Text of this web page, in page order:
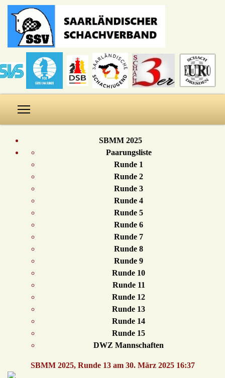
SBMM 2025
Paarungsliste
Runde 1
Runde 2
Runde 3
Runde 4
Runde 5
Runde 6
Runde 7
Runde 8
Runde 9
Runde 10
Runde 11
Runde 12
Runde 13
Runde 14
Runde 15
DWZ Mannschaften
SBMM 2025, Runde 13 am 30. März 2025 16:37